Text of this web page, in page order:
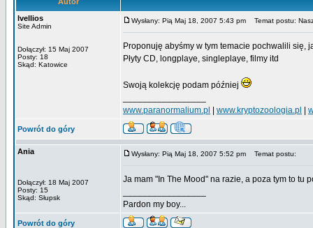
Ivellios
Site Admin
Dołączył: 15 Maj 2007
Posty: 18
Skąd: Katowice
Wysłany: Pią Maj 18, 2007 5:43 pm Temat postu:
Proponuję abyśmy w tym temacie pochwalili
Płyty CD, longplaye, singleplaye, filmy itd
Swoją kolekcję podam później
www.paranormalium.pl
www.kryptozoologia.pl
Powrót do góry
Ania
Dołączył: 18 Maj 2007
Posty: 15
Skąd: Słupsk
Wysłany: Pią Maj 18, 2007 5:52 pm Temat postu:
Ja mam "In The Mood" na razie, a poza tym to tu
Pardon my boy...
Powrót do góry